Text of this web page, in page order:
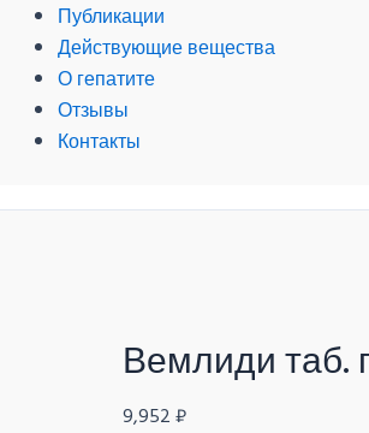
Публикации
Действующие вещества
О гепатите
Отзывы
Контакты
Вемлиди таб.
9,952 ₽